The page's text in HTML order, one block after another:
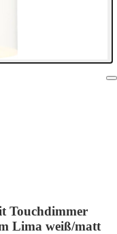
Touchdimmer
Lima weiß/matt